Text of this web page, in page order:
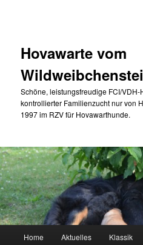
Hovawarte vom
Schöne, leistungsfreudige FCI/
kontrollierter Familienzucht nur von
1997 im RZV für Hovawarthunde.
Home Aktuelles Klassik